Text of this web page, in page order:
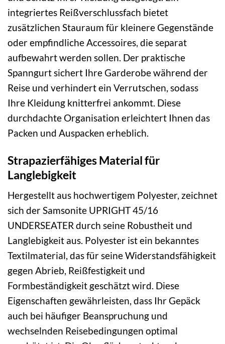
integriertes Reißverschlussfach bietet
zusätzlichen Stauraum für kleinere Gegenstände
oder empfindliche Accessoires, die separat
aufbewahrt werden sollen. Der praktische
Spanngurt sichert Ihre Garderobe während der
Reise und verhindert ein Verrutschen, sodass
Ihre Kleidung knitterfrei ankommt. Diese
durchdachte Organisation erleichtert Ihnen das
Packen und Auspacken erheblich.
Strapazierfähiges Material für
Langlebigkeit
Hergestellt aus hochwertigem Polyester, zeichnet
sich der Samsonite UPRIGHT 45/16
UNDERSEATER durch seine Robustheit und
Langlebigkeit aus. Polyester ist ein bekanntes
Textilmaterial, das für seine Widerstandsfähigkeit
gegen Abrieb, Reißfestigkeit und
Formbeständigkeit geschätzt wird. Diese
Eigenschaften gewährleisten, dass Ihr Gepäck
auch bei häufiger Beanspruchung und
wechselnden Reisebedingungen optimal